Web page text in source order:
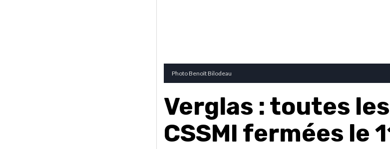
Photo Benoît Bilodeau
Verglas : toutes
CSSMI fermées le